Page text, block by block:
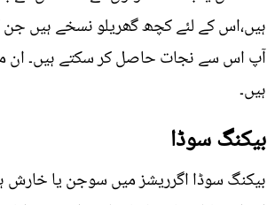
ہیں،اس کے لئے کچھ گھریلو نسخے ہیں جن
آپ اس سے نجات حاصل کر سکتے ہیں۔ ان
ہیں۔
بیکنگ سوڈا
بیکنگ سوڈا اگرریشز میں سوجن یا خارش